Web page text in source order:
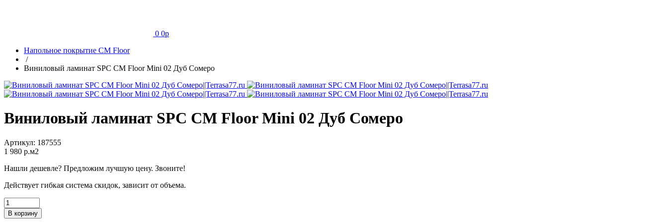
0 0p
Напольное покрытие CM Floor
/
Виниловый ламинат SPC CM Floor Mini 02 Дуб Cомеро
Виниловый ламинат SPC CM Floor Mini 02 Дуб Cомеро
Артикул: 187555
1 980 p.м2
Нашли дешевле? Предложим лучшую цену. Звоните!
Действует гибкая система скидок, зависит от объема.
В корзину